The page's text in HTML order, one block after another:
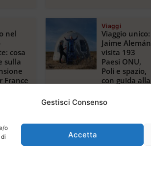
Gestisci Consenso
o
Accetta
nel
cosa
sulla
France
Viaggi
Viaggio unico:
Jaime Alemán
visita 193
Paesi ONU,
Poli e spazio,
con guida alla
Tanzania